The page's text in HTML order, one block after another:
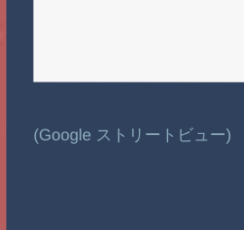
(Google ストリートビュー)